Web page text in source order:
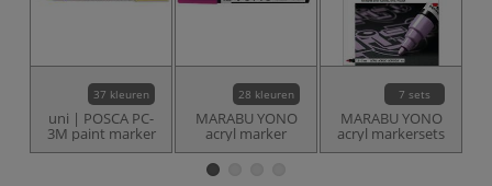
37 kleuren
uni | POSCA PC-
3M paint marker
28 kleuren
MARABU YONO
acryl marker
7 sets
MARABU YONO
acryl markersets